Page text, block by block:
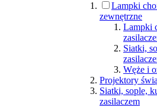
Lampki
zewnętrzne
Lampki
Siatki,
Węże i
Projektory
Siatki, sople,
zasilaczem